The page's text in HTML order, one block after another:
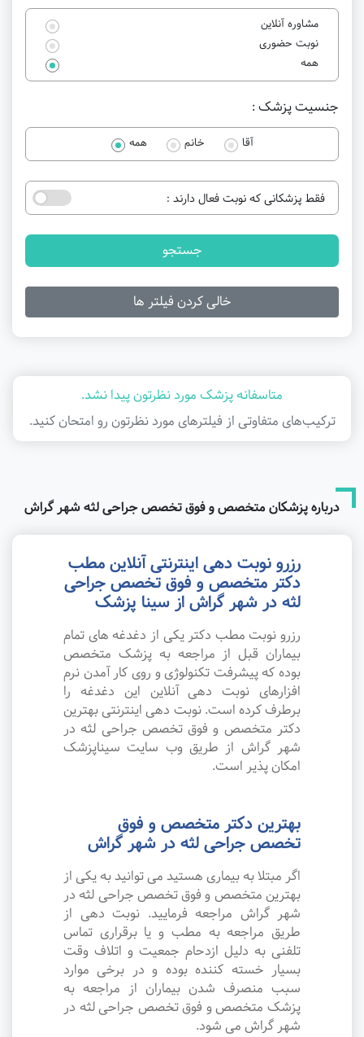
مشاوره آنلاین
نوبت حضوری
همه
جنسیت پزشک :
آقا خانم همه
فقط پزشکانی که نوبت فعال دارند :
جستجو
خالی کردن فیلتر ها
متاسفانه پزشک مورد نظرتون پیدا نشد.
ترکیب‌های متفاوتی از فیلتر‌های مورد نظرتون رو امتحان کنید.
درباره پزشکان متخصص و فوق تخصص جراحی لثه شهر گراش
رزرو نوبت دهی اینترنتی آنلاین مطب
دکتر متخصص و فوق تخصص جراحی
لثه در شهر گراش از سینا پزشک
رزرو نوبت مطب دکتر یکی از دغدغه های تمام
بیماران قبل از مراجعه به پزشک متخصص
بوده که پیشرفت تکنولوژی و روی کار آمدن نرم
افزارهای نوبت دهی آنلاین این دغدغه را
برطرف کرده است. نوبت دهی اینترنتی بهترین
دکتر متخصص و فوق تخصص جراحی لثه در
شهر گراش از طریق وب سایت سیناپزشک
امکان پذیر است.
بهترین دکتر متخصص و فوق
تخصص جراحی لثه در شهر گراش
اگر مبتلا به بیماری هستید می توانید به یکی از
بهترین متخصص و فوق تخصص جراحی لثه در
شهر گراش مراجعه فرمایید. نوبت دهی از
طریق مراجعه به مطب و یا برقراری تماس
تلفنی به دلیل ازدحام جمعیت و اتلاف وقت
بسیار خسته کننده بوده و در برخی موارد
سبب منصرف شدن بیماران از مراجعه به
پزشک متخصص و فوق تخصص جراحی لثه در
شهر گراش می شود.